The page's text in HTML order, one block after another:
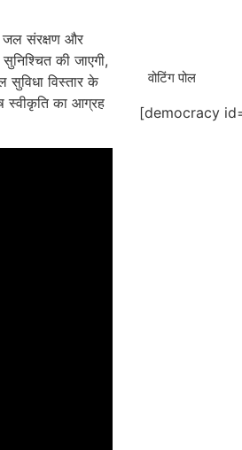
जल संरक्षण और
की जाएगी,
सुविधा विस्तार के
स्वीकृति का आग्रह
वोटिंग पोल
[democracy